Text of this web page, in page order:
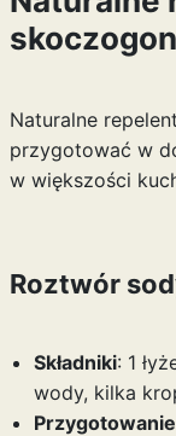
Naturalne
przygotować w
w większości
Roztwór
Składniki: 1
wody, kilka
Przygotowanie